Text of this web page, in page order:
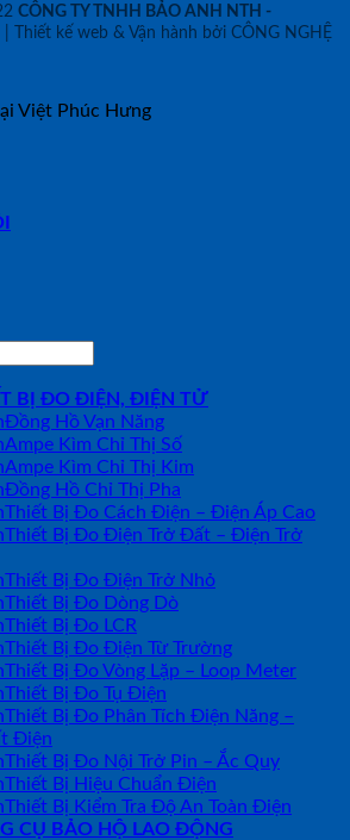
CÔNG TY TNHH BẢO ANH NTH -
| Thiết kế web & Vận hành bởi CÔNG NGHỆ
BỊ ĐO ĐIỆN, ĐIỆN TỬ
Đồng Hồ Vạn Năng
Ampe Kìm Chỉ Thị Số
Ampe Kìm Chỉ Thị Kim
Đồng Hồ Chỉ Thị Pha
Thiết Bị Đo Cách Điện – Điện Áp Cao
Thiết Bị Đo Điện Trở Đất – Điện Trở
Thiết Bị Đo Điện Trở Nhỏ
Thiết Bị Đo Dòng Dò
Thiết Bị Đo LCR
Thiết Bị Đo Điện Từ Trường
Thiết Bị Đo Vòng Lặp – Loop Meter
Thiết Bị Đo Tụ Điện
Thiết Bị Đo Phân Tích Điện Năng –
Điện
Thiết Bị Đo Nội Trở Pin – Ắc Quy
Thiết Bị Hiệu Chuẩn Điện
Thiết Bị Kiểm Tra Độ An Toàn Điện
CỤ BẢO HỘ LAO ĐỘNG